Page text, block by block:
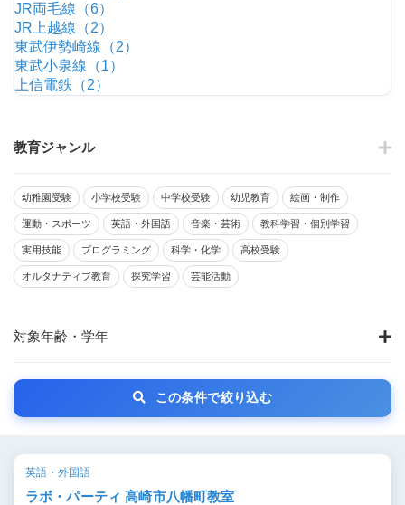
JR両毛線（6）
JR上越線（2）
東武伊勢崎線（2）
東武小泉線（1）
上信電鉄（2）
教育ジャンル
幼稚園受験 小学校受験 中学校受験 幼児教育 絵画・制作
運動・スポーツ 英語・外国語 音楽・芸術 教科学習・個別学習
実用技能 プログラミング 科学・化学 高校受験
オルタナティブ教育 探究学習 芸能活動
対象年齢・学年
この条件で絞り込む
英語・外国語
ラボ・パーティ 高崎市八幡町教室